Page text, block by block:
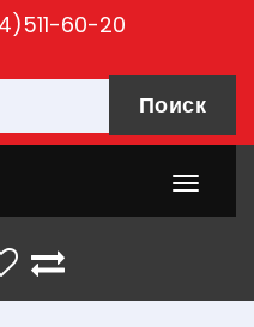
60-20
Поиск